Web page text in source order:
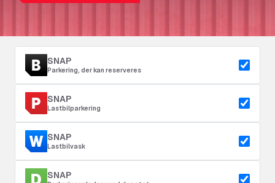
SNAP
Parkering, der kan reserveres
SNAP
Lastbilparkering
SNAP
Lastbilvask
SNAP